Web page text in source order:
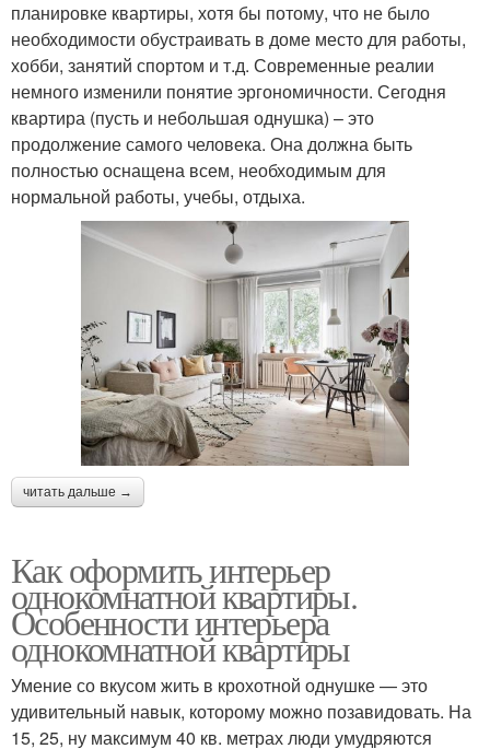
планировке квартиры, хотя бы потому, что не было
необходимости обустраивать в доме место для работы,
хобби, занятий спортом и т.д. Современные реалии
немного изменили понятие эргономичности. Сегодня
квартира (пусть и небольшая однушка) – это
продолжение самого человека. Она должна быть
полностью оснащена всем, необходимым для
нормальной работы, учебы, отдыха.
читать дальше →
Как оформить интерьер
однокомнатной квартиры.
Особенности интерьера
однокомнатной квартиры
Умение со вкусом жить в крохотной однушке — это
удивительный навык, которому можно позавидовать. На
15, 25, ну максимум 40 кв. метрах люди умудряются